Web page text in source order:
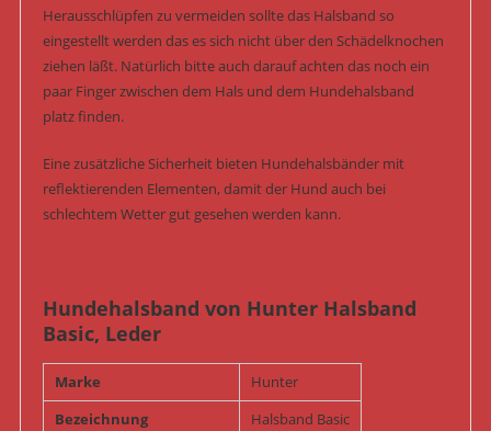
Herausschlüpfen zu vermeiden sollte das Halsband so
eingestellt werden das es sich nicht über den Schädelknochen
ziehen läßt. Natürlich bitte auch darauf achten das noch ein
paar Finger zwischen dem Hals und dem Hundehalsband
platz finden.
Eine zusätzliche Sicherheit bieten Hundehalsbänder mit
reflektierenden Elementen, damit der Hund auch bei
schlechtem Wetter gut gesehen werden kann.
Hundehalsband von Hunter Halsband
Basic, Leder
Marke
Hunter
Bezeichnung
Halsband Basic